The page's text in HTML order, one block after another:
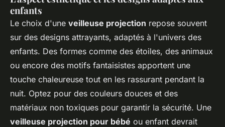
enfants
Le choix d'une veilleuse projection repose souvent
sur des designs attrayants, adaptés à l'univers des
enfants. Des formes comme des étoiles, des animaux
ou encore des motifs fantaisistes apportent une
touche chaleureuse tout en les rassurant pendant la
nuit. Optez pour des couleurs douces et des
matériaux non toxiques pour garantir la sécurité. Une
veilleuse projection pour bébé ou enfant devrait